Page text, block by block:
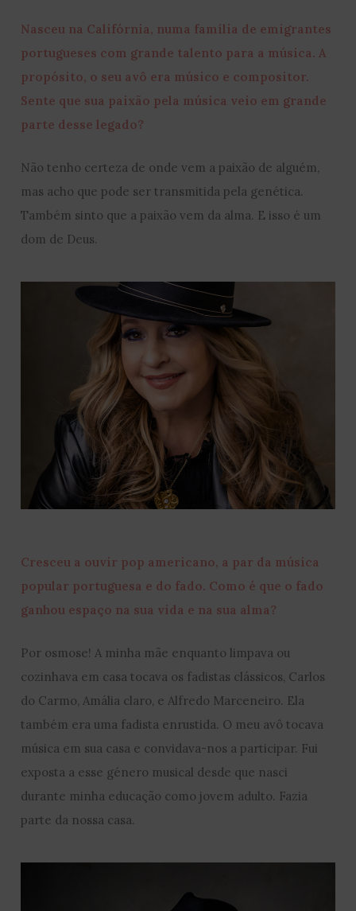
Nasceu na Califórnia, numa família de emigrantes
portugueses com grande talento para a música. A
propósito, o seu avô era músico e compositor.
Sente que sua paixão pela música veio em grande
parte desse legado?
Não tenho certeza de onde vem a paixão de alguém,
mas acho que pode ser transmitida pela genética.
Também sinto que a paixão vem da alma. E isso é um
dom de Deus.
Cresceu a ouvir pop americano, a par da música
popular portuguesa e do fado. Como é que o fado
ganhou espaço na sua vida e na sua alma?
Por osmose! A minha mãe enquanto limpava ou
cozinhava em casa tocava os fadistas clássicos, Carlos
do Carmo, Amália claro, e Alfredo Marceneiro. Ela
também era uma fadista enrustida. O meu avô tocava
música em sua casa e convidava-nos a participar. Fui
exposta a esse género musical desde que nasci
durante minha educação como jovem adulto. Fazia
parte da nossa casa.